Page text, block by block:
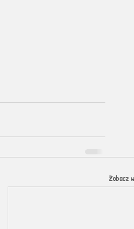
Zobacz